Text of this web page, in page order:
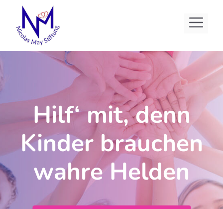
springen
Hilf‘ mit, denn
Kinder brauchen
wahre Helden